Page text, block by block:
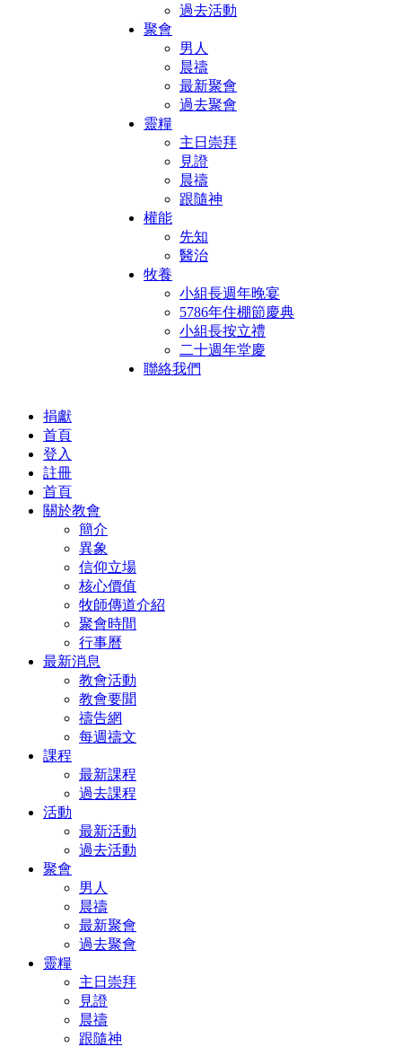
過去活動
聚會
男人
晨禱
最新聚會
過去聚會
靈糧
主日崇拜
見證
晨禱
跟隨神
權能
先知
醫治
牧養
小組長週年晚宴
5786年住棚節慶典
小組長按立禮
二十週年堂慶
聯絡我們
捐獻
首頁
登入
註冊
首頁
關於教會
簡介
異象
信仰立場
核心價值
牧師傳道介紹
聚會時間
行事曆
最新消息
教會活動
教會要聞
禱告網
每週禱文
課程
最新課程
過去課程
活動
最新活動
過去活動
聚會
男人
晨禱
最新聚會
過去聚會
靈糧
主日崇拜
見證
晨禱
跟隨神